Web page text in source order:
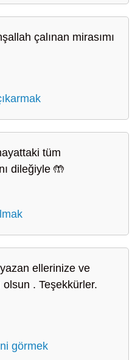
çalınan mirasımı
tüm
dileğiyle 🤲
ellerinize ve
olsun . Teşekkürler.
görmek